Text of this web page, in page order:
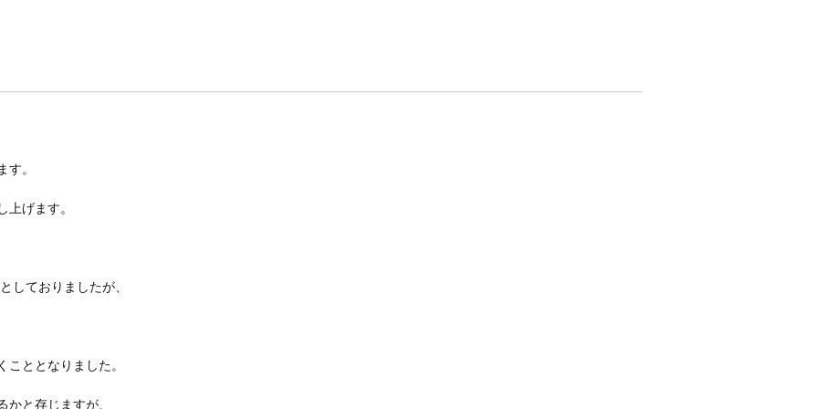
。
げます。
しておりましたが、
ととなりました。
と存じますが、